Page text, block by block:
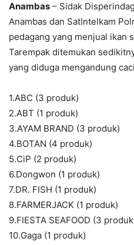
Anambas – Sidak
Anambas dan SatIntelkam
pedagang yang menjual ikan
Tarempak ditemukan
yang diduga mengandung
1.ABC (3 produk)
2.ABT (1 produk)
3.AYAM BRAND (3 produk)
4.BOTAN (4 produk)
5.CiP (2 produk)
6.Dongwon (1 produk)
7.DR. FISH (1 produk)
8.FARMERJACK (1 produk)
9.FIESTA SEAFOOD (3
10.Gaga (1 produk)